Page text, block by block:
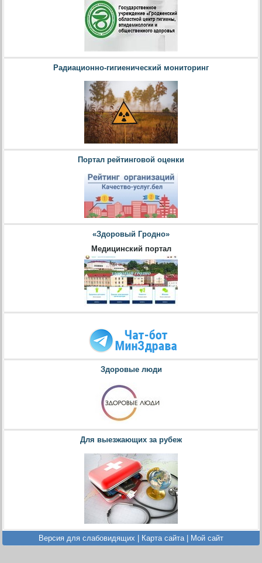
Радиационно-гигиенический мониторинг
Портал рейтинговой оценки
«Здоровый Гродно»
Медицинский портал
Здоровые люди
Для выезжающих за рубеж
Версия для слабовидящих Карта сайта Мой сайт